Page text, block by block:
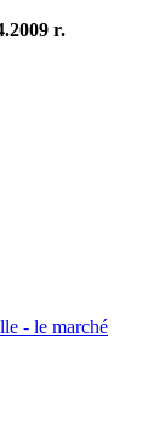
r.
- le marché